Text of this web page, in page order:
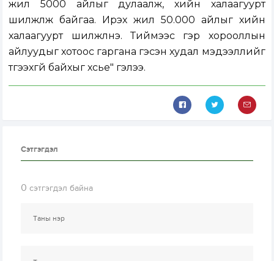
жил 5000 айлыг дулаалж, хийн халаагуурт
шилжүүлж байгаа. Ирэх жил 50.000 айлыг хийн
халаагуурт шилжүүлнэ. Тиймээс гэр хорооллын
айлуудыг хотоос гаргана гэсэн худал мэдээллийг
түгээхгүй байхыг хүсье" гэлээ.
Сэтгэгдэл
0 сэтгэгдэл байна